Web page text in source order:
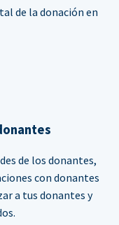
de la donación en
de los donantes,
con donantes
a tus donantes y